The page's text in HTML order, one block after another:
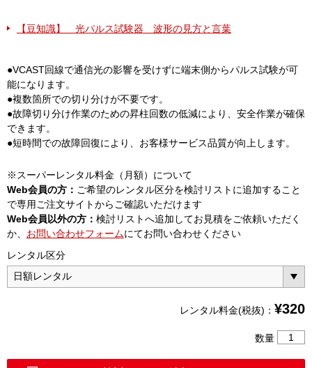
【豆知識】 光パルス試験器 波形の見方と言葉
●VCAST回線で通信光の影響を受けずに端末側からパルス試験が可
能になります。
●複数箇所での切り分けが不要です。
●故障切り分け作業のための昇柱回数の低減により、安全作業が確保
できます。
●短時間での故障回復により、お客様サービス品質が向上します。
※スーパーレンタル料金（月額）について
Web会員の方： ご希望のレンタル区分を検討リストに追加すること
で専用ご注文サイトからご確認いただけます
Web会員以外の方： 検討リストへ追加してお見積をご依頼いただく
か、 お問い合わせフォームにてお問い合わせください
レンタル区分
レンタル料金(税抜)： ¥320
数量